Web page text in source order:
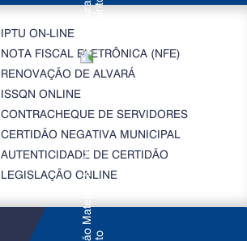
IPTU ON-LINE
NOTA FISCAL ELETRÔNICA (NFE)
RENOVAÇÃO DE ALVARÁ
ISSQN ONLINE
CONTRACHEQUE DE SERVIDORES
CERTIDÃO NEGATIVA MUNICIPAL
AUTENTICIDADE DE CERTIDÃO
LEGISLAÇÃO ONLINE